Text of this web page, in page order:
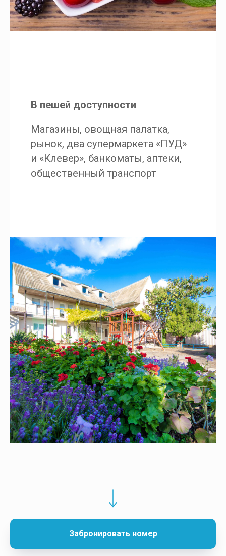
В пешей доступности
Магазины, овощная палатка,
рынок, два супермаркета «ПУД»
и «Клевер», банкоматы, аптеки,
общественный транспорт
Забронировать номер